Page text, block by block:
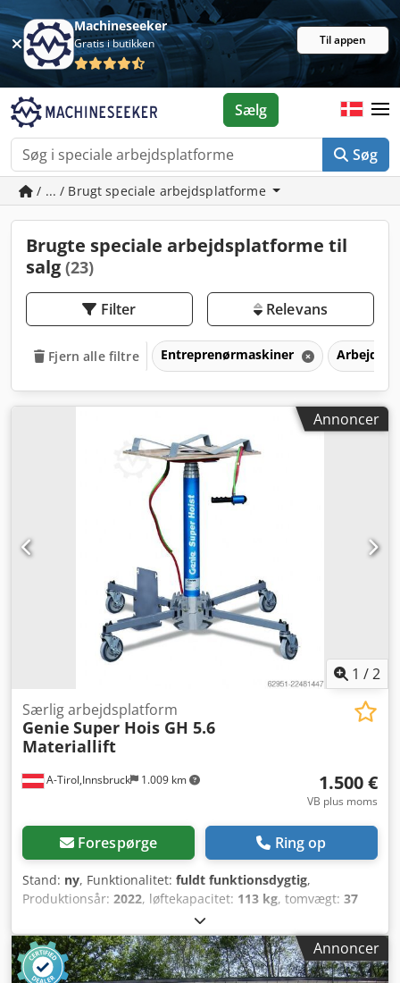
Machineseeker
Gratis i butikken Til appen
Søg
Sælg
/ ... / Brugt speciale arbejdsplatforme
Brugte speciale arbejdsplatforme til
salg (23)
Filter Relevans
Fjern alle filtre Entreprenørmaskiner
Annoncer
1 /2
A-Tirol,Innsbruck 1.009 km
Særlig arbejdsplatform
Genie Super Hois GH 5.6
Materiallift
1.500 €
VB plus moms
Forespørge Ring op
Stand: ny, Funktionalitet: fuldt funktionsdygtig,
Produktionsår: 2022, løftekapacitet: 113 kg, tomvægt: 37
1.370 mm, samlet længde:
drivtype:Handbetrieb, konstruktionsbredde:1.350 mm,
Special arbejdsplatform Stand: Nyanlæg Teknisk stand: Ny
Beskrivelse: SOFERT LEVERINGSKLARE NYMASKINER FRA
Annoncer